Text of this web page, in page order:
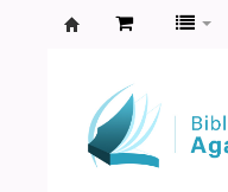
Agamenon
Magalhães